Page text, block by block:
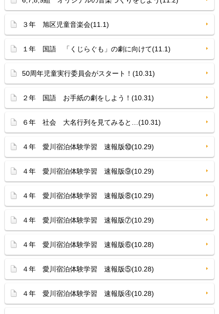
３年 旭区児童音楽会(11.1)
１年 国語 「くじらぐも」の劇に向けて(11.1)
50周年児童実行委員会がスタート！(10.31)
２年 国語 お手紙の劇をしよう！(10.31)
６年 社会 大名行列を見てみると…(10.31)
４年 愛川宿泊体験学習 速報版⑩(10.29)
４年 愛川宿泊体験学習 速報版⑨(10.29)
４年 愛川宿泊体験学習 速報版⑧(10.29)
４年 愛川宿泊体験学習 速報版⑦(10.29)
４年 愛川宿泊体験学習 速報版⑥(10.28)
４年 愛川宿泊体験学習 速報版⑤(10.28)
４年 愛川宿泊体験学習 速報版④(10.28)